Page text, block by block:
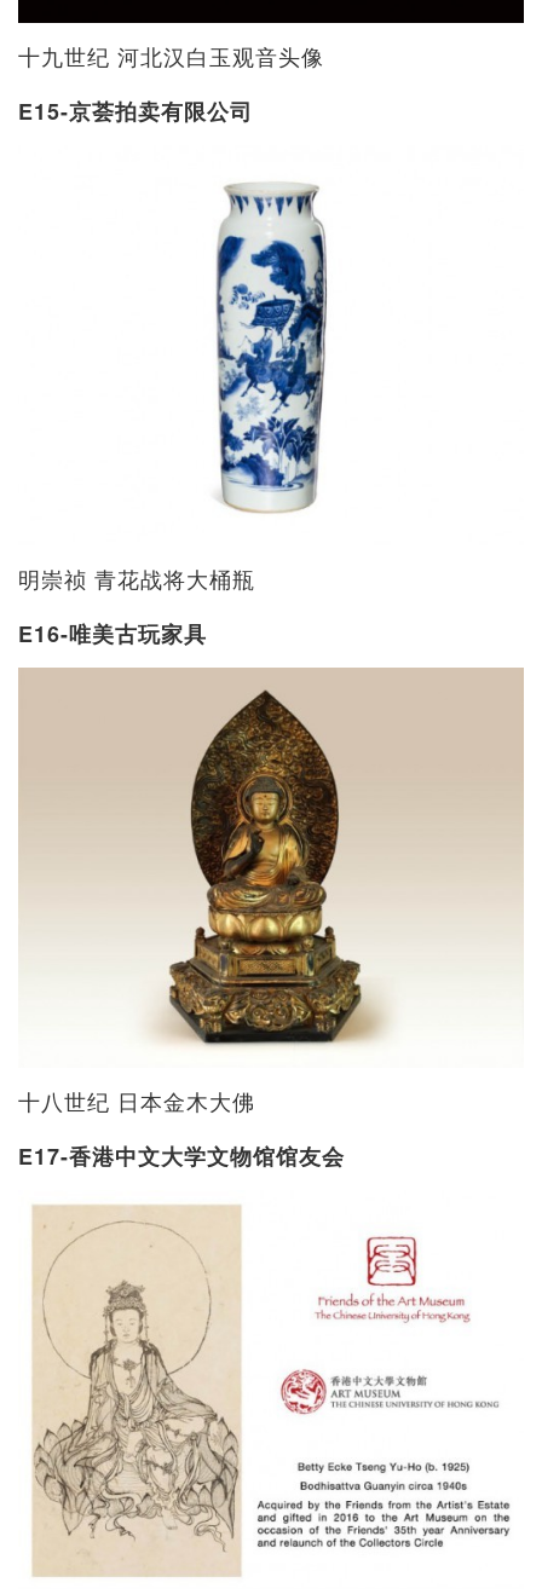
十九世纪 河北汉白玉观音头像
E15-京荟拍卖有限公司
明崇祯 青花战将大桶瓶
E16-唯美古玩家具
十八世纪 日本金木大佛
E17-香港中文大学文物馆馆友会